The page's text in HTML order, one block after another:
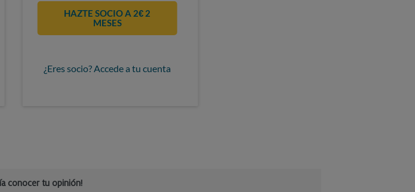
HAZTE SOCIO A 2€ 2
MESES
¿Eres socio? Accede a tu cuenta